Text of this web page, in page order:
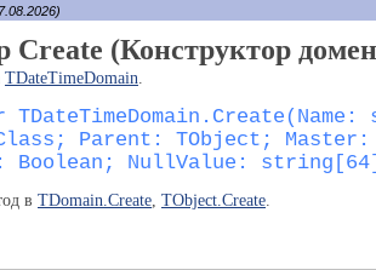
Create (Конструктор
TDateTimeDomain.
Boolean; NullValue:
в TDomain.Create, TObject.Create.